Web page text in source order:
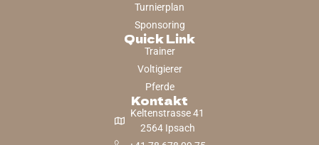
Turnierplan
Sponsoring
Quick Link
Trainer
Voltigierer
Pferde
Kontakt
Keltenstrasse 41
2564 Ipsach